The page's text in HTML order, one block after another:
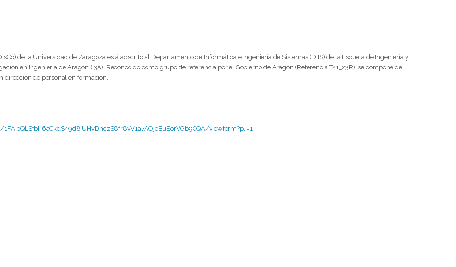
de la Universidad de Zaragoza está adscrito al Departamento de Informática e Ingeniería de Sistemas (DIIS) de la Escuela de Ingeniería y
en Ingeniería de Aragón (I3A). Reconocido como grupo de referencia por el Gobierno de Aragón (Referencia T21_23R), se compone de
dirección de personal en formación.
6aCkdS49d8iUHvDnczS8fr8vV1a7AOjeBuEorVGb9CQA/viewform?pli=1